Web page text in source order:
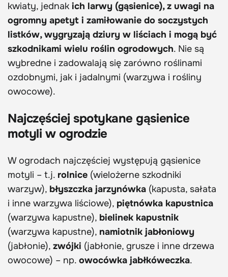
kwiaty, jednak ich larwy (gąsienice), z uwagi na
ogromny apetyt i zamiłowanie do soczystych
listków, wygryzają dziury w liściach i mogą być
szkodnikami wielu roślin ogrodowych. Nie są
wybredne i zadowalają się zarówno roślinami
ozdobnymi, jak i jadalnymi (warzywa i rośliny
owocowe).
Najczęściej spotykane gąsienice
motyli w ogrodzie
W ogrodach najczęściej występują gąsienice
motyli – t.j. rolnice (wielożerne szkodniki
warzyw), błyszczka jarzynówka (kapusta, sałata
i inne warzywa liściowe), piętnówka kapustnica
(warzywa kapustne), bielinek kapustnik
(warzywa kapustne), namiotnik jabłoniowy
(jabłonie), zwójki (jabłonie, grusze i inne drzewa
owocowe) – np. owocówka jabłkóweczka.